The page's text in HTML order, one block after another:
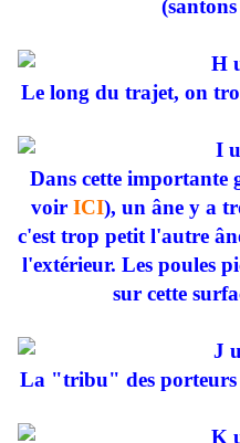
Le long du trajet, on
Dans cette importante
voir ICI), un âne y a
c'est trop petit l'autre
l'extérieur. Les poules
sur cette
La "tribu" des porteurs